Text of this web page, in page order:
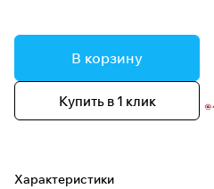
В корзину
Купить в 1 клик
Характеристики